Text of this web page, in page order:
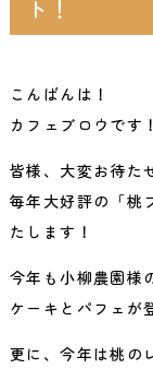
ト！
こんばんは！
カフェブロウです！
皆様、大変お待た
毎年大好評の「桃
たします！
今年も小柳農園様
ケーキとパフェが
更に、今年は桃の